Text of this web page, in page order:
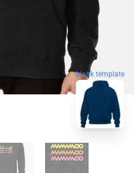
blank template